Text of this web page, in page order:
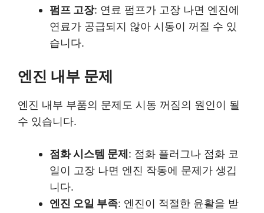
펌프 고장: 연료 펌프가 고장 나면 엔진에
연료가 공급되지 않아 시동이 꺼질 수 있
습니다.
엔진 내부 문제
엔진 내부 부품의 문제도 시동 꺼짐의 원인이 될
수 있습니다.
점화 시스템 문제 : 점화 플러그나 점화 코
일이 고장 나면 엔진 작동에 문제가 생깁
니다.
엔진 오일 부족: 엔진이 적절한 윤활을 받